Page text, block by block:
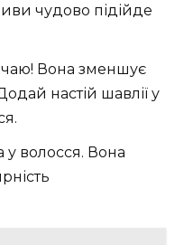
чудово підійде
Вона зменшує
настій шавлії у
у волосся. Вона